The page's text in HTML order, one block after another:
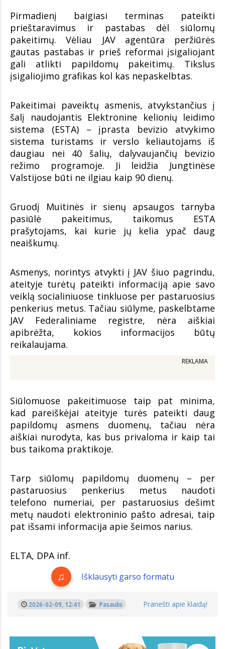
Pirmadienį baigiasi terminas pateikti
prieštaravimus ir pastabas dėl siūlomų
pakeitimų. Vėliau JAV agentūra peržiūrės
gautas pastabas ir prieš reformai įsigaliojant
gali atlikti papildomų pakeitimų. Tikslus
įsigaliojimo grafikas kol kas nepaskelbtas.
Pakeitimai paveiktų asmenis, atvykstančius į
šalį naudojantis Elektronine kelionių leidimo
sistema (ESTA) – įprasta bevizio atvykimo
sistema turistams ir verslo keliautojams iš
daugiau nei 40 šalių, dalyvaujančių bevizio
režimo programoje. Ji leidžia Jungtinėse
Valstijose būti ne ilgiau kaip 90 dienų.
Gruodį Muitinės ir sienų apsaugos tarnyba
pasiūlė pakeitimus, taikomus ESTA
prašytojams, kai kurie jų kelia ypač daug
neaiškumų.
Asmenys, norintys atvykti į JAV šiuo pagrindu,
ateityje turėtų pateikti informaciją apie savo
veiklą socialiniuose tinkluose per pastaruosius
penkerius metus. Tačiau siūlyme, paskelbtame
JAV Federaliniame registre, nėra aiškiai
apibrėžta, kokios informacijos būtų
reikalaujama.
REKLAMA
Siūlomuose pakeitimuose taip pat minima,
kad pareiškėjai ateityje turės pateikti daug
papildomų asmens duomenų, tačiau nėra
aiškiai nurodyta, kas bus privaloma ir kaip tai
bus taikoma praktikoje.
Tarp siūlomų papildomų duomenų – per
pastaruosius penkerius metus naudoti
telefono numeriai, per pastaruosius dešimt
metų naudoti elektroninio pašto adresai, taip
pat išsami informacija apie šeimos narius.
ELTA, DPA inf.
Išklausyti garso formatu
2026-02-09, 12:41 Pasaulis Pranešti apie klaidą!